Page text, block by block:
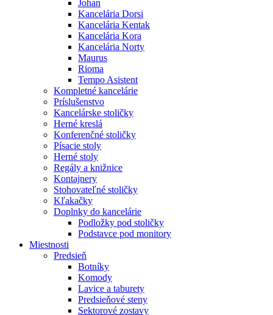
Johan
Kancelária Dorsi
Kancelária Kentak
Kancelária Kora
Kancelária Norty
Maurus
Rioma
Tempo Asistent
Kompletné kancelárie
Príslušenstvo
Kancelárske stoličky
Herné kreslá
Konferenčné stoličky
Písacie stoly
Herné stoly
Regály a knižnice
Kontajnery
Stohovateľné stoličky
Kľakačky
Doplnky do kancelárie
Podložky pod stoličky
Podstavce pod monitory
Miestnosti
Predsieň
Botníky
Komody
Lavice a taburety
Predsieňové steny
Sektorové zostavy